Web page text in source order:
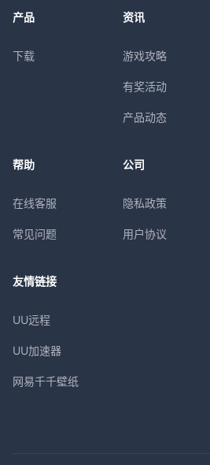
产品
下载
资讯
游戏攻略
有奖活动
产品动态
帮助
在线客服
常见问题
公司
隐私政策
用户协议
友情链接
UU远程
UU加速器
网易千千壁纸